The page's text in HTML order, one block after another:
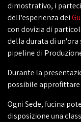
dimostrativo, i
dell'esperienza dei
con dovizia di
della durata di
pipeline di
Durante la
possibile
Ogni Sede, fucina
disposizione una